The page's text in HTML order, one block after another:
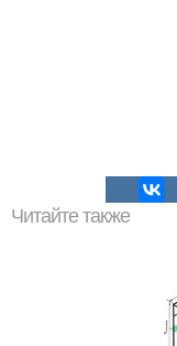
Читайте также